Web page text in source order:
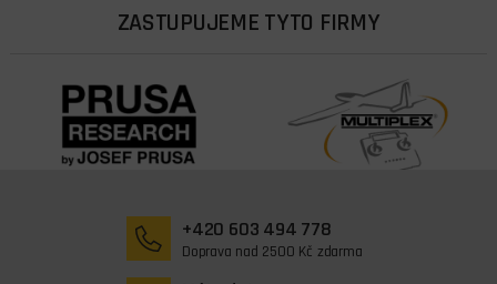
ZASTUPUJEME TYTO FIRMY
+420 603 494 778
Doprava nad 2500 Kč zdarma